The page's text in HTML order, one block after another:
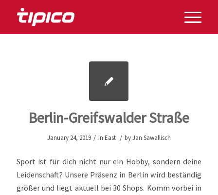
Berlin-Greifswalder Straße
January 24, 2019 / in East / byJan Sawallisch
Sport ist für dich nicht nur ein Hobby, sondern deine
Leidenschaft? Unsere Präsenz in Berlin wird beständig
größer und liegt aktuell bei 30 Shops. Komm vorbei in